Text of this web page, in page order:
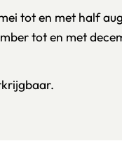
tot en met half
tot en met